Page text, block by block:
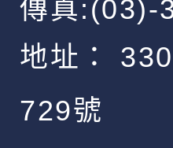
傳真:(03)-
地址：
729號